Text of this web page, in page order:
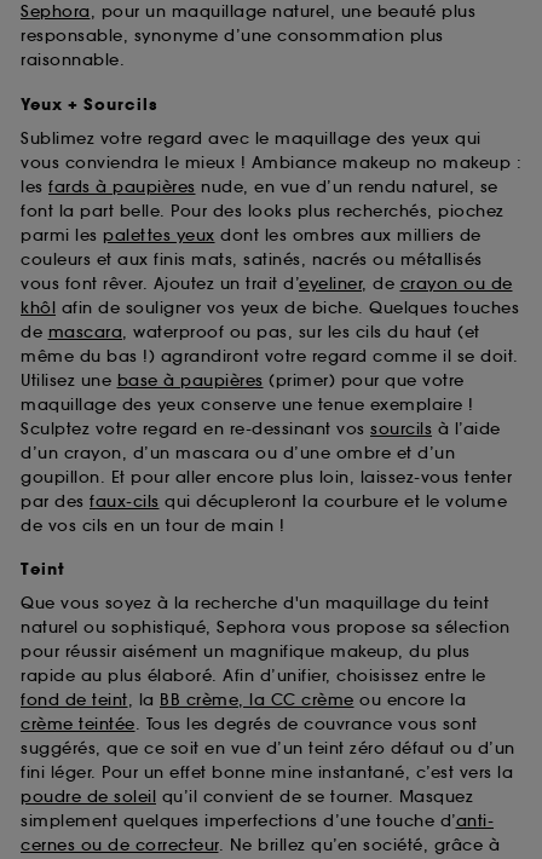
Sephora, pour un maquillage naturel, une beauté plus
responsable, synonyme d’une consommation plus
raisonnable.
Yeux + Sourcils
Sublimez votre regard avec le maquillage des yeux qui
vous conviendra le mieux ! Ambiance makeup no makeup :
les fards à paupières nude, en vue d’un rendu naturel, se
font la part belle. Pour des looks plus recherchés, piochez
parmi les palettes yeux dont les ombres aux milliers de
couleurs et aux finis mats, satinés, nacrés ou métallisés
vous font rêver. Ajoutez un trait d’eyeliner, de crayon ou de
khôl afin de souligner vos yeux de biche. Quelques touches
de mascara, waterproof ou pas, sur les cils du haut (et
même du bas !) agrandiront votre regard comme il se doit.
Utilisez une base à paupières (primer) pour que votre
maquillage des yeux conserve une tenue exemplaire !
Sculptez votre regard en re-dessinant vos sourcils à l’aide
d’un crayon, d’un mascara ou d’une ombre et d’un
goupillon. Et pour aller encore plus loin, laissez-vous tenter
par des faux-cils qui décupleront la courbure et le volume
de vos cils en un tour de main !
Teint
Que vous soyez à la recherche d'un maquillage du teint
naturel ou sophistiqué, Sephora vous propose sa sélection
pour réussir aisément un magnifique makeup, du plus
rapide au plus élaboré. Afin d’unifier, choisissez entre le
fond de teint, la BB crème, la CC crème ou encore la
crème teintée. Tous les degrés de couvrance vous sont
suggérés, que ce soit en vue d’un teint zéro défaut ou d’un
fini léger. Pour un effet bonne mine instantané, c’est vers la
poudre de soleil qu’il convient de se tourner. Masquez
simplement quelques imperfections d’une touche d’anti-
cernes ou de correcteur. Ne brillez qu’en société, grâce à